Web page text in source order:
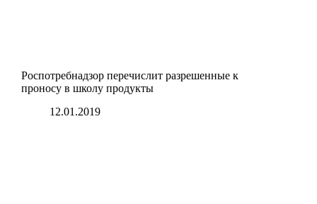
Роспотребнадзор перечислит разрешенные к
проносу в школу продукты
12.01.2019